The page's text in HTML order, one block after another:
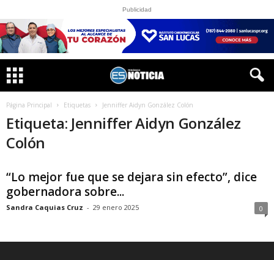
Publicidad
Página Principal Etiquetas Jenniffer Aidyn González Colón
Etiqueta: Jenniffer Aidyn González
Colón
“Lo mejor fue que se dejara sin efecto”, dice
gobernadora sobre...
Sandra Caquias Cruz - 29 enero 2025 0